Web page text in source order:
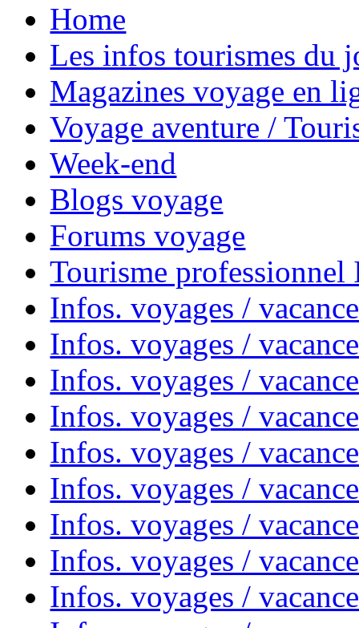
Home
Les infos tourismes du
Magazines voyage en
Voyage aventure /
Week-end
Blogs voyage
Forums voyage
Tourisme
Infos. voyages /
Infos. voyages /
Infos. voyages /
Infos. voyages /
Infos. voyages /
Infos. voyages /
Infos. voyages /
Infos. voyages /
Infos. voyages /